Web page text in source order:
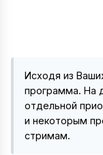
Исходя из
программа. На
отдельной
и некоторым
стримам.